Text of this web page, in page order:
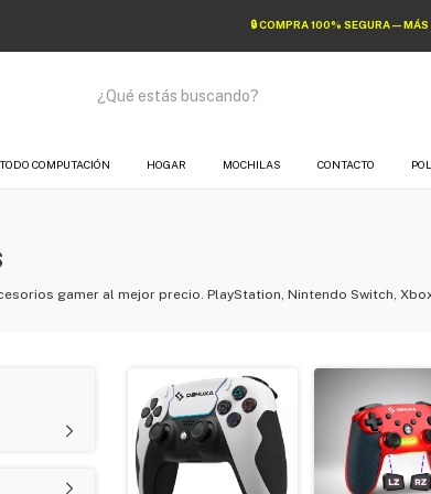
🔒 COMPRA 100% SEGURA —
TODO COMPUTACIÓN HOGAR MOCHILAS CONTACTO
gamer al mejor precio. PlayStation, Nintendo Switch,